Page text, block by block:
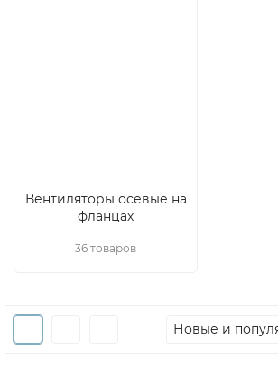
Вентиляторы осевые на
фланцах
36 товаров
Новые и